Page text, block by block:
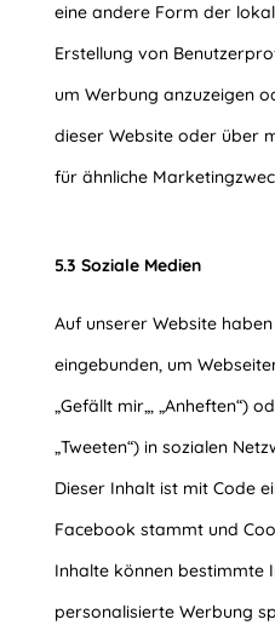
eine andere Form der
Erstellung von
um Werbung anzuzeigen
dieser Website oder über
für ähnliche
5.3 Soziale Medien
Auf unserer Website
eingebunden, um
„Gefällt mir„, „Anheften“)
„Tweeten“) in sozialen
Dieser Inhalt ist mit Code
Facebook stammt und
Inhalte können bestimmte
personalisierte Werbung